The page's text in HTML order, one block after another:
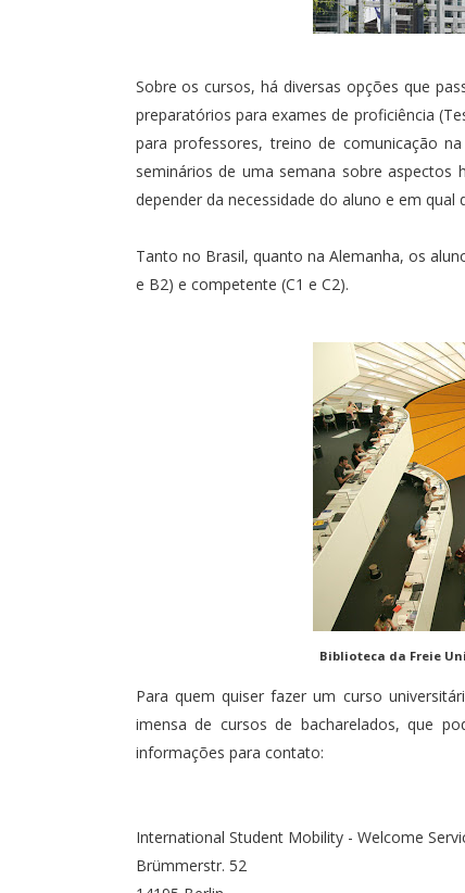
Sobre os cursos, há diversas opções que
preparatórios para exames de proficiência
para professores, treino de comunicação
seminários de uma semana sobre aspectos
depender da necessidade do aluno e em qual
Tanto no Brasil, quanto na Alemanha, os
e B2) e competente (C1 e C2).
Biblioteca da Freie
Para quem quiser fazer um curso
imensa de cursos de bacharelados, que
informações para contato:
International Student Mobility - Welcome
Brümmerstr. 52